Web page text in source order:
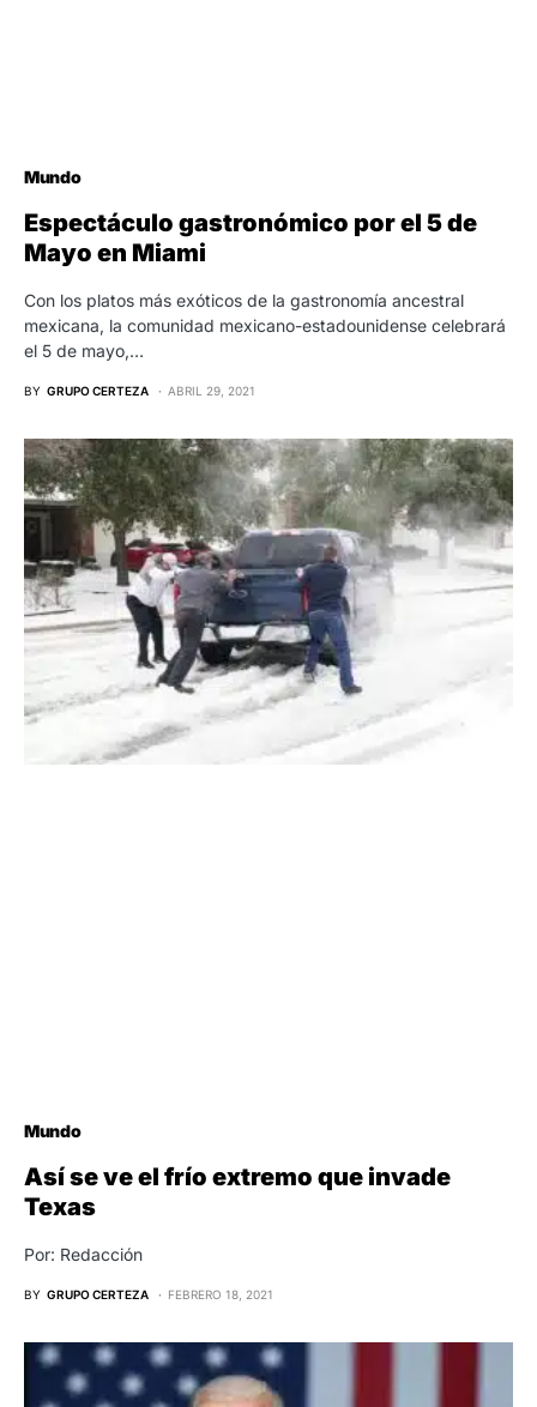
Mundo
Espectáculo gastronómico por el 5 de
Mayo en Miami
Con los platos más exóticos de la gastronomía ancestral
mexicana, la comunidad mexicano-estadounidense celebrará
el 5 de mayo,…
BY GRUPO CERTEZA ABRIL 29, 2021
Mundo
Así se ve el frío extremo que invade
Texas
Por: Redacción
BY GRUPO CERTEZA FEBRERO 18, 2021